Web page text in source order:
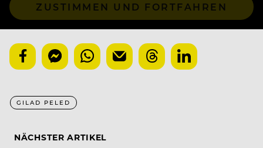
ZUSTIMMEN UND FORTFAHREN
GILAD PELED
NÄCHSTER ARTIKEL